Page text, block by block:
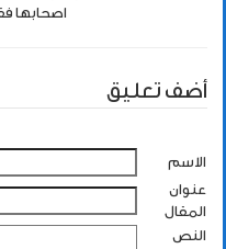
اصحابها
أضف تعليق
الاسم
عنوان
المقال
النص